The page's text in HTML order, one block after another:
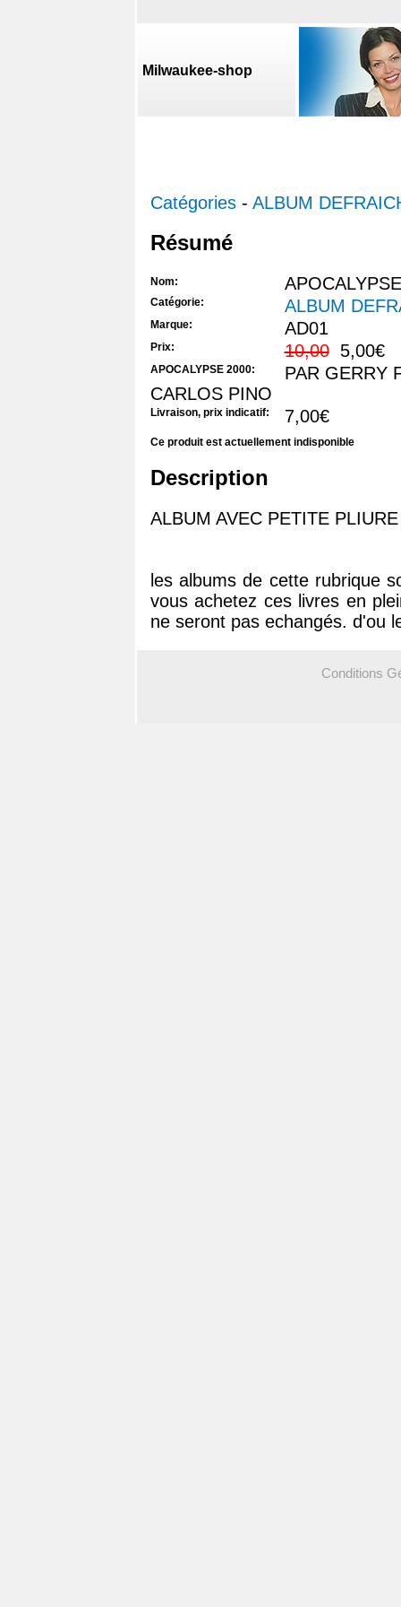
Milwaukee-shop
Catégories- ALBUM
Résumé
Nom:
Catégorie: ALBUM
Marque: AD01
Prix: 10,005,00€
APOCALYPSE 2000:
PAR GERRY
CARLOS PINO
Livraison, prix indicatif: 7,00€
Ce produit est actuellement indisponible
Description
ALBUM AVEC PETITE
les albums de cette rubrique
vous achetez ces livres en
ne seront pas echangés. d'ou
Conditions